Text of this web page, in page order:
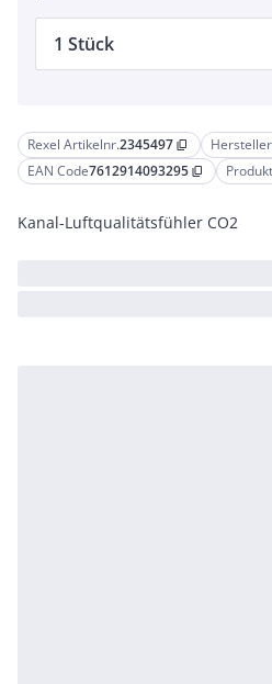
Rexel Artikelnr.2345497 content_copy
EAN Code7612914093295 content_copy
Kanal-Luftqualitätsfühler CO2
1 Stück